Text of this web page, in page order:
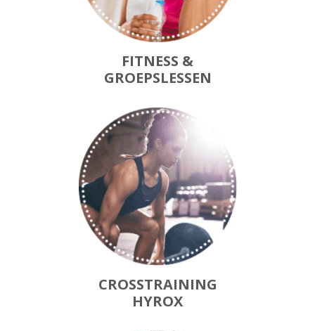
FITNESS &
GROEPSLESSEN
CROSSTRAINING
HYROX